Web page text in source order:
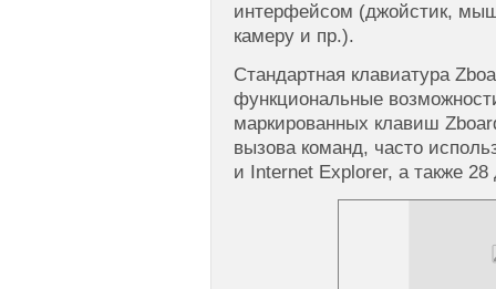
интерфейсом (джойстик,
камеру и пр.).
Стандартная клавиатура
функциональные
маркированных клавиш
вызова команд, часто
и Internet Explorer, а также